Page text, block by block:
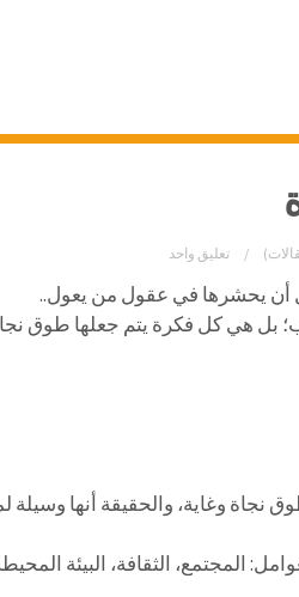
تعليق واحد
أن يحشرها في عقول من يعول..
بل هي كل فكرة يتم جعلها طوق
نجاة وغاية، والحقيقة أنها وسيلة
المجتمع، الثقافة، البيئة